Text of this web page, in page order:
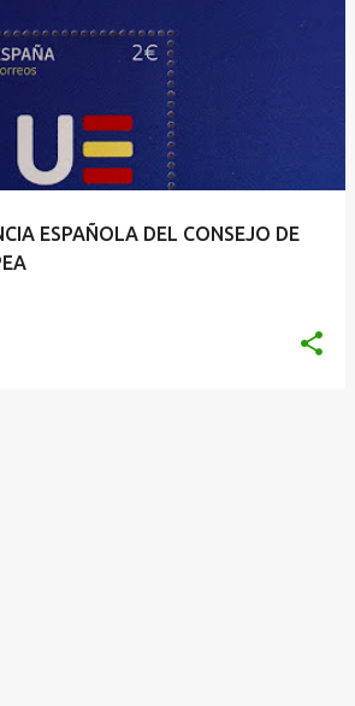
ESPAÑOLA DEL CONSEJO DE